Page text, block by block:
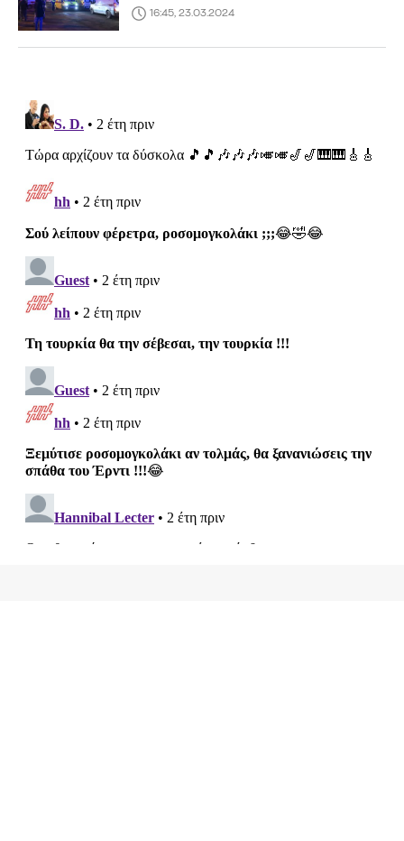
16:45, 23.03.2024